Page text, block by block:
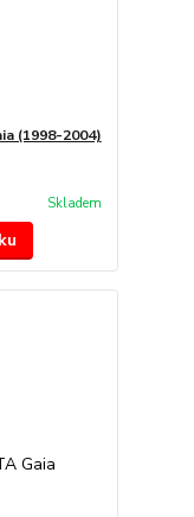
(1998-2004)
Skladem